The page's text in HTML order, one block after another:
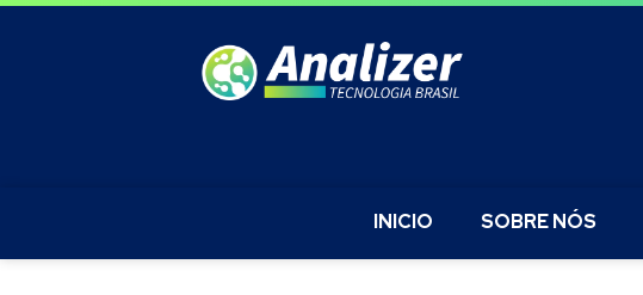
INICIO SOBRE NÓS